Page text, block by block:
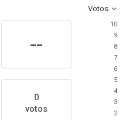
Votos
--
0
votos
10
9
8
7
6
5
4
3
2